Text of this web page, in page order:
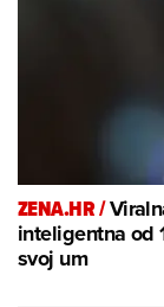
ZENA.HR /
inteligentna od
svoj um